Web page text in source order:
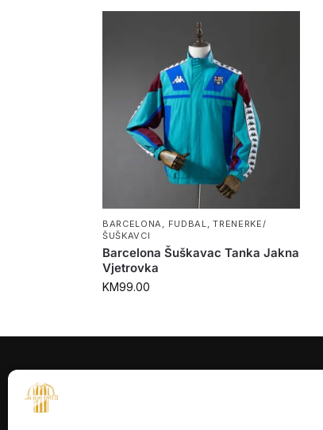
BARCELONA FUDBAL ,TRENERKE/
ŠUŠKAVCI
Barcelona Šuškavac Tanka Jakna
Vjetrovka
KM99.00